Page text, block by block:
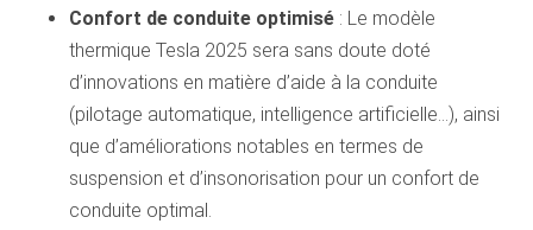
Confort de conduite optimisé: Le modèle
thermique Tesla 2025 sera sans doute doté
d’innovations en matière d’aide à la conduite
(pilotage automatique, intelligence artificielle…), ainsi
que d’améliorations notables en termes de
suspension et d’insonorisation pour un confort de
conduite optimal.